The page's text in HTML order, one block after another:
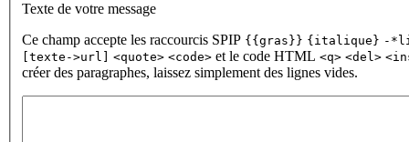
Texte de votre message
Ce champ accepte les raccourcis SPIP {{gras}} {italique} -
[texte->url]
<quote> <code> et le code HTML <q> <del>
créer des paragraphes, laissez simplement des lignes vides.